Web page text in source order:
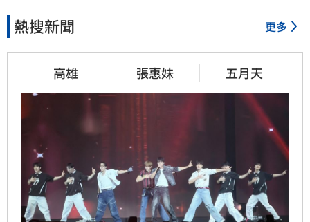
熱搜新聞 更多
高雄 張惠妹 五月天